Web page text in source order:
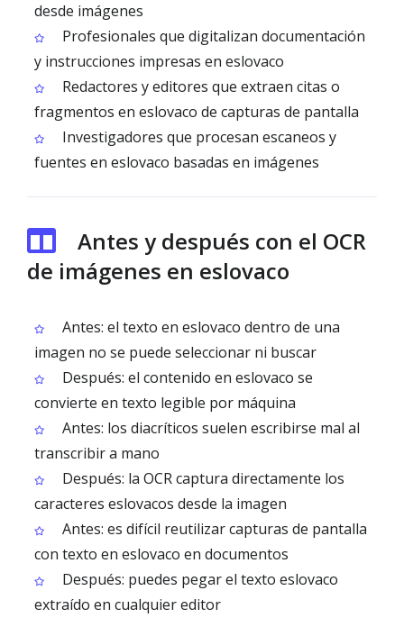
desde imágenes
Profesionales que digitalizan documentación
y instrucciones impresas en eslovaco
Redactores y editores que extraen citas o
fragmentos en eslovaco de capturas de pantalla
Investigadores que procesan escaneos y
fuentes en eslovaco basadas en imágenes
Antes y después con el OCR
de imágenes en eslovaco
Antes: el texto en eslovaco dentro de una
imagen no se puede seleccionar ni buscar
Después: el contenido en eslovaco se
convierte en texto legible por máquina
Antes: los diacríticos suelen escribirse mal al
transcribir a mano
Después: la OCR captura directamente los
caracteres eslovacos desde la imagen
Antes: es difícil reutilizar capturas de pantalla
con texto en eslovaco en documentos
Después: puedes pegar el texto eslovaco
extraído en cualquier editor